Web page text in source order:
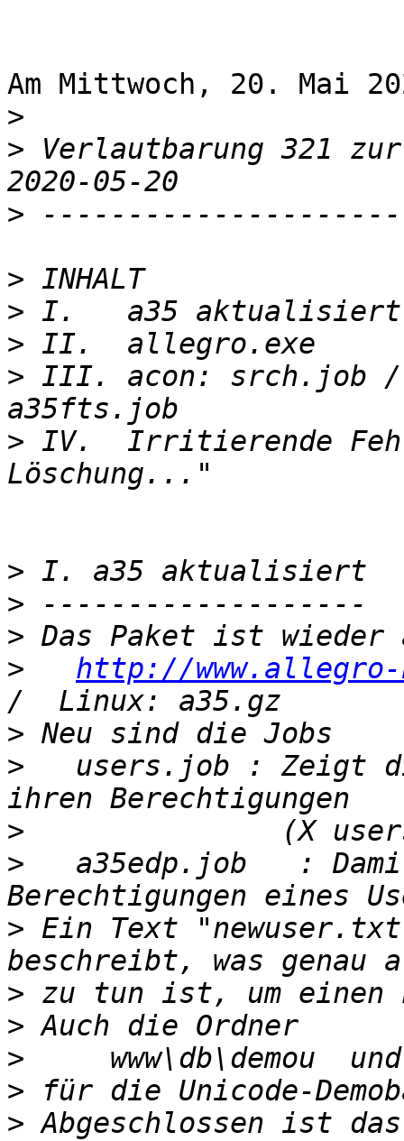
Am Mittwoch, 20. Mai
>
> Verlautbarung 321
>
>
>
>
> III. acon: srch.job /
> IV.  Irritierende
>
>
>
>
http://www.allegro-
>
>
users.job : Zeigt
>
>
a35edp.job   :
> Ein Text
>
>
>
>
> Abgeschlossen ist